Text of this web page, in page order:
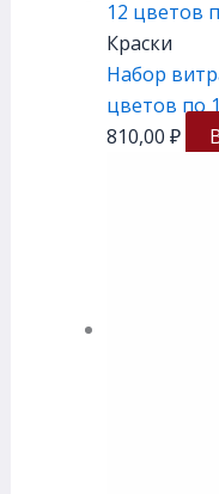
Краски
Набор
цветов по
810,00 ₽